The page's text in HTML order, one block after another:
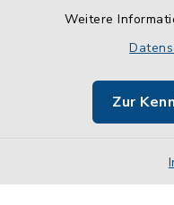
Weitere
Zur